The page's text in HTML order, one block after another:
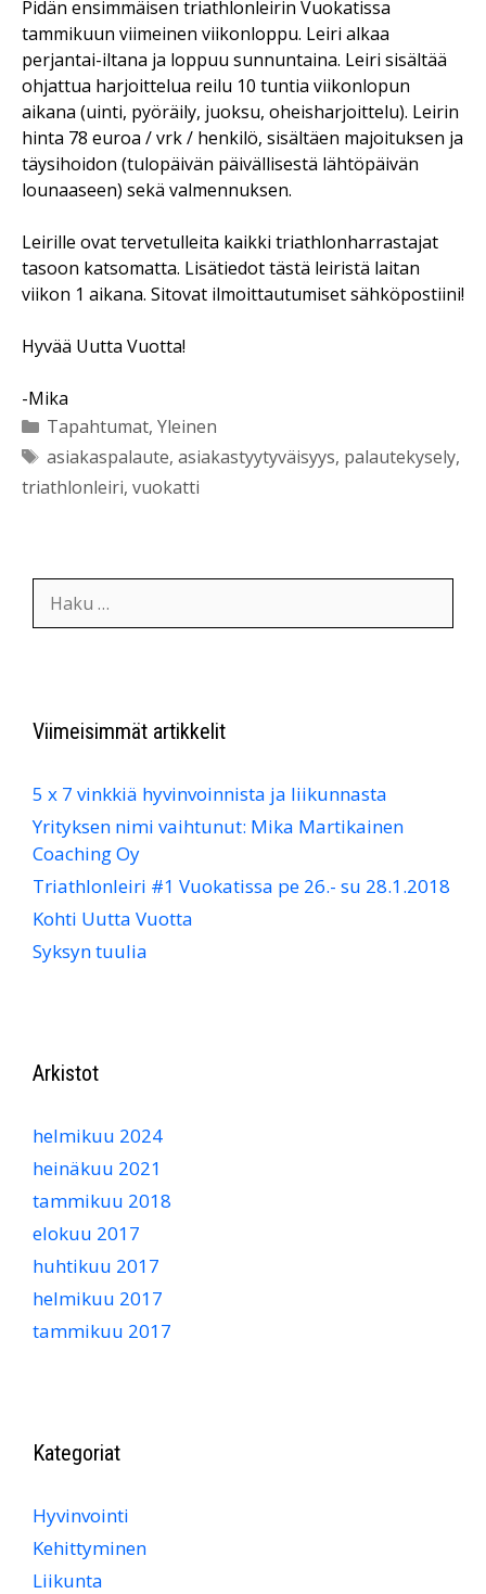
Pidän ensimmäisen triathlonleirin Vuokatissa
tammikuun viimeinen viikonloppu. Leiri alkaa
perjantai-iltana ja loppuu sunnuntaina. Leiri sisältää
ohjattua harjoittelua reilu 10 tuntia viikonlopun
aikana (uinti, pyöräily, juoksu, oheisharjoittelu). Leirin
hinta 78 euroa / vrk / henkilö, sisältäen majoituksen ja
täysihoidon (tulopäivän päivällisestä lähtöpäivän
lounaaseen) sekä valmennuksen.
Leirille ovat tervetulleita kaikki triathlonharrastajat
tasoon katsomatta. Lisätiedot tästä leiristä laitan
viikon 1 aikana. Sitovat ilmoittautumiset sähköpostiini!
Hyvää Uutta Vuotta!
-Mika
Kategoriat
Tapahtumat, Yleinen
Avainsanat
asiakaspalaute, asiakastyytyväisyys, palautekysely,
triathlonleiri, vuokatti
Haku:
Viimeisimmät artikkelit
5 x 7 vinkkiä hyvinvoinnista ja liikunnasta
Yrityksen nimi vaihtunut: Mika Martikainen
Coaching Oy
Triathlonleiri #1 Vuokatissa pe 26.- su 28.1.2018
Kohti Uutta Vuotta
Syksyn tuulia
Arkistot
helmikuu 2024
heinäkuu 2021
tammikuu 2018
elokuu 2017
huhtikuu 2017
helmikuu 2017
tammikuu 2017
Kategoriat
Hyvinvointi
Kehittyminen
Liikunta